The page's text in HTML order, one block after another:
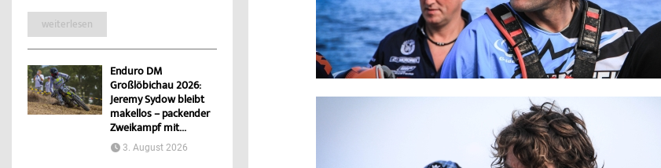
weiterlesen
Enduro DM
Großlöbichau 2026:
Jeremy Sydow bleibt
makellos – packender
Zweikampf mit...
3. August 2026